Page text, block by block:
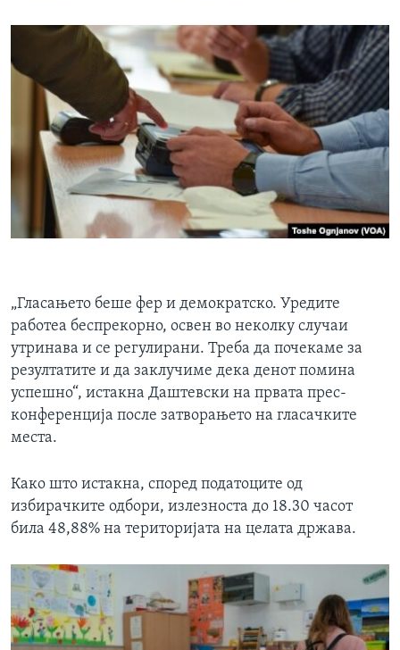
„Гласањето беше фер и демократско. Уредите
работеа беспрекорно, освен во неколку случаи
утринава и се регулирани. Треба да почекаме за
резултатите и да заклучиме дека денот помина
успешно“, истакна Даштевски на првата прес-
конференција после затворањето на гласачките
места.
Како што истакна, според податоците од
избирачките одбори, излезноста до 18.30 часот
била 48,88% на територијата на целата држава.